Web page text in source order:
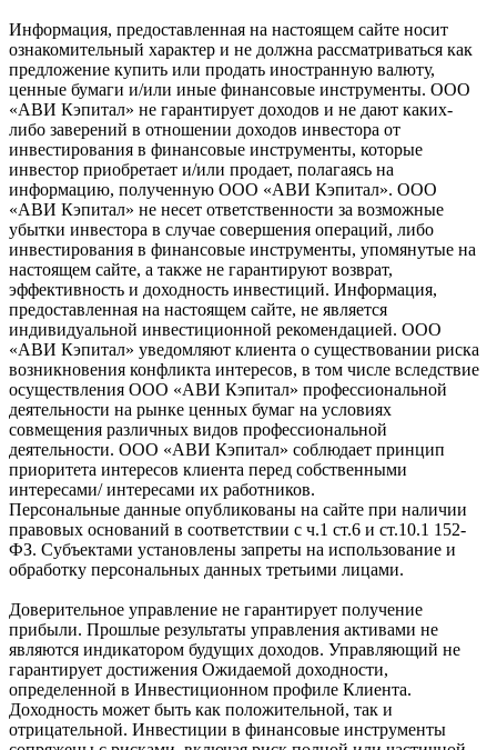
Информация, предоставленная на настоящем сайте носит
ознакомительный характер и не должна рассматриваться как
предложение купить или продать иностранную валюту,
ценные бумаги и/или иные финансовые инструменты. ООО
«АВИ Кэпитал» не гарантирует доходов и не дают каких-
либо заверений в отношении доходов инвестора от
инвестирования в финансовые инструменты, которые
инвестор приобретает и/или продает, полагаясь на
информацию, полученную ООО «АВИ Кэпитал». ООО
«АВИ Кэпитал» не несет ответственности за возможные
убытки инвестора в случае совершения операций, либо
инвестирования в финансовые инструменты, упомянутые на
настоящем сайте, а также не гарантируют возврат,
эффективность и доходность инвестиций. Информация,
предоставленная на настоящем сайте, не является
индивидуальной инвестиционной рекомендацией. ООО
«АВИ Кэпитал» уведомляют клиента о существовании риска
возникновения конфликта интересов, в том числе вследствие
осуществления ООО «АВИ Кэпитал» профессиональной
деятельности на рынке ценных бумаг на условиях
совмещения различных видов профессиональной
деятельности. ООО «АВИ Кэпитал» соблюдает принцип
приоритета интересов клиента перед собственными
интересами/ интересами их работников.
Персональные данные опубликованы на сайте при наличии
правовых оснований в соответствии с ч.1 ст.6 и ст.10.1 152-
ФЗ. Субъектами установлены запреты на использование и
обработку персональных данных третьими лицами.
Доверительное управление не гарантирует получение
прибыли. Прошлые результаты управления активами не
являются индикатором будущих доходов. Управляющий не
гарантирует достижения Ожидаемой доходности,
определенной в Инвестиционном профиле Клиента.
Доходность может быть как положительной, так и
отрицательной. Инвестиции в финансовые инструменты